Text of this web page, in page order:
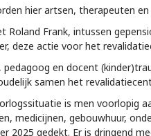
hier artsen, therapeuten
Roland Frank, intussen
deze actie voor het
pedagoog en docent
samen het
is men voorlopig
medicijnen, gebouwhuur,
2025 gedekt. Er is dringend